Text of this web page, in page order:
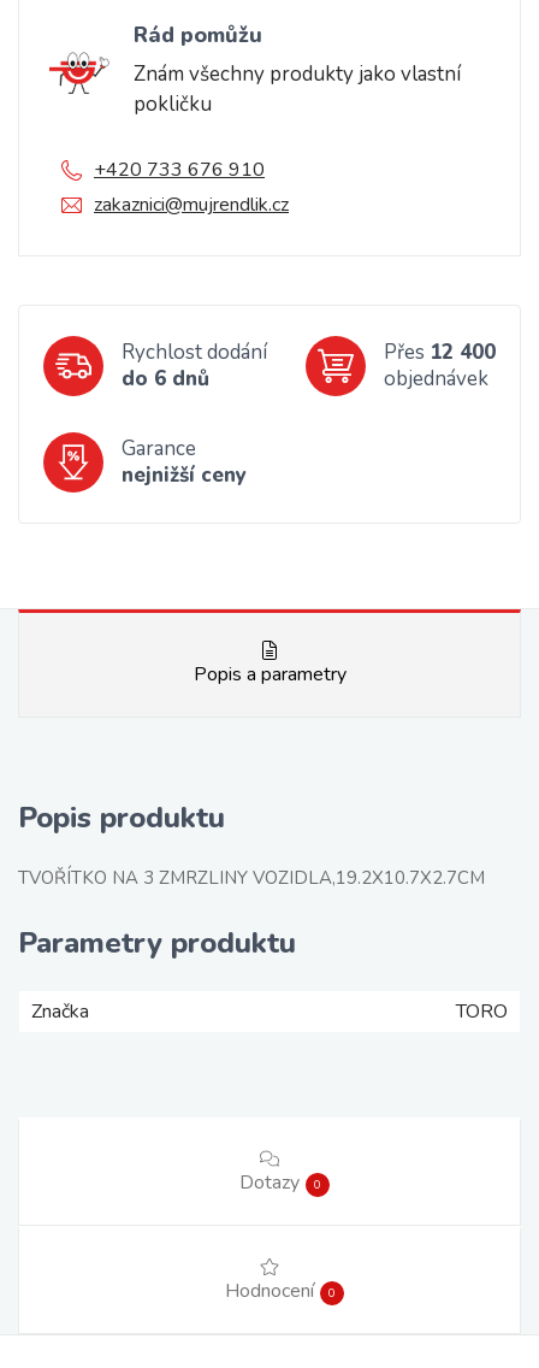
Rád pomůžu
Znám všechny produkty jako vlastní
pokličku
+420 733 676 910
zakaznici@mujrendlik.cz
Rychlost dodání
do 6 dnů
Přes 12 400
objednávek
Garance
nejnižší ceny
Popis a parametry
Popis produktu
TVOŘÍTKO NA 3 ZMRZLINY VOZIDLA,19.2X10.7X2.7CM
Parametry produktu
Značka TORO
Dotazy 0
Hodnocení 0